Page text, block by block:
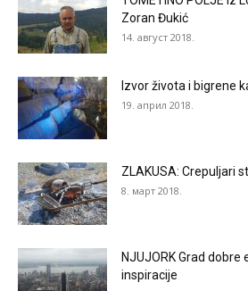
Zoran Đukić
14. август 2018.
Izvor života i bigrene
19. април 2018.
ZLAKUSA: Crepuljari
8. март 2018.
NJUJORK Grad
inspiracije